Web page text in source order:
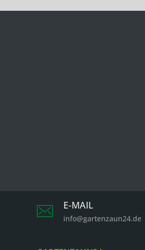
E-MAIL
info@gartenzaun24.de